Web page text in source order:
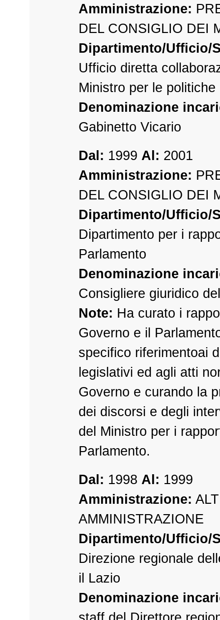
Amministrazione:
DEL CONSIGLIO DEI
Dipartimento/Ufficio/
Ufficio diretta
Ministro per le politiche
Denominazione
Gabinetto Vicario
Dal: 1999 Al: 2001
Amministrazione:
DEL CONSIGLIO DEI
Dipartimento/Ufficio/
Dipartimento per i
Parlamento
Denominazione
Consigliere giuridico
Note: Ha curato i
Governo e il
specifico riferimentoai
legislativi ed agli atti
Governo e curando la
dei discorsi e degli
del Ministro per i
Parlamento.
Dal: 1998 Al: 1999
Amministrazione:
AMMINISTRAZIONE
Dipartimento/Ufficio/
Direzione regionale
il Lazio
Denominazione